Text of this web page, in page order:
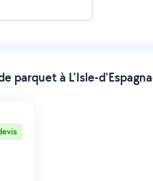
parquet à L'Isle-